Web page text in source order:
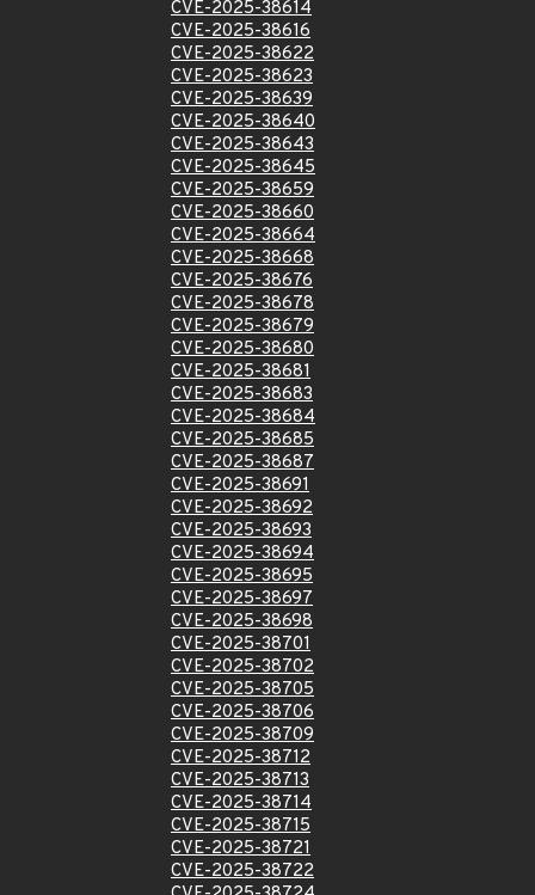
CVE-2025-38614
CVE-2025-38616
CVE-2025-38622
CVE-2025-38623
CVE-2025-38639
CVE-2025-38640
CVE-2025-38643
CVE-2025-38645
CVE-2025-38659
CVE-2025-38660
CVE-2025-38664
CVE-2025-38668
CVE-2025-38676
CVE-2025-38678
CVE-2025-38679
CVE-2025-38680
CVE-2025-38681
CVE-2025-38683
CVE-2025-38684
CVE-2025-38685
CVE-2025-38687
CVE-2025-38691
CVE-2025-38692
CVE-2025-38693
CVE-2025-38694
CVE-2025-38695
CVE-2025-38697
CVE-2025-38698
CVE-2025-38701
CVE-2025-38702
CVE-2025-38705
CVE-2025-38706
CVE-2025-38709
CVE-2025-38712
CVE-2025-38713
CVE-2025-38714
CVE-2025-38715
CVE-2025-38721
CVE-2025-38722